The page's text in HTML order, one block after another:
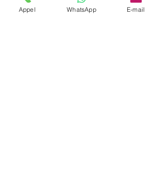
Appel WhatsApp E-mail